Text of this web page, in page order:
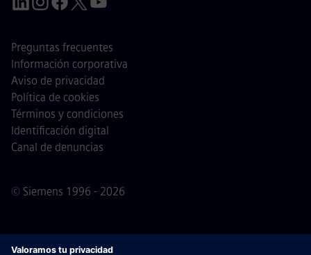
© Siemens 1996 - 2026
Preguntas frecuentes
Información corporativa
Aviso de privacidad
Política de cookies
Términos y condiciones
Identificación digital
Canal de denuncias
Nota importantePara todas las personas que quieran